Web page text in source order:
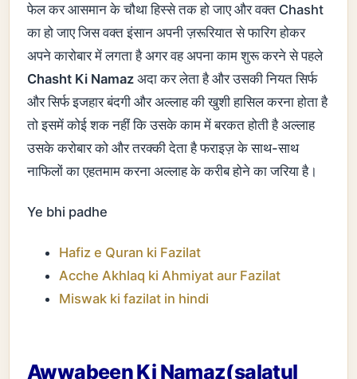
फेल कर आसमान के चौथा हिस्से तक हो जाए और वक्त Chasht
का हो जाए जिस वक्त इंसान अपनी ज़रूरियात से फारिग होकर
अपने कारोबार में लगता है अगर वह अपना काम शुरू करने से पहले
Chasht Ki Namaz अदा कर लेता है और उसकी नियत सिर्फ
और सिर्फ इजहार बंदगी और अल्लाह की खुशी हासिल करना होता है
तो इसमें कोई शक नहीं कि उसके काम में बरकत होती है अल्लाह
उसके करोबार को और तरक्की देता है फराइज़ के साथ-साथ
नाफिलों का एहतमाम करना अल्लाह के करीब होने का जरिया है।
Ye bhi padhe
Hafiz e Quran ki Fazilat
Acche Akhlaq ki Ahmiyat aur Fazilat
Miswak ki fazilat in hindi
Awwabeen Ki Namaz(salatul